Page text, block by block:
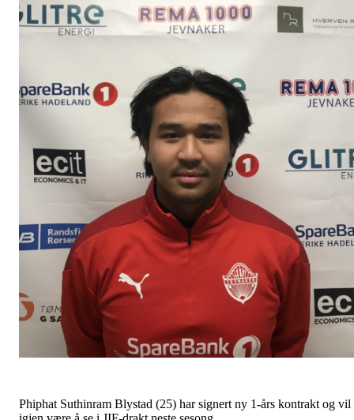
Phiphat Suthinram Blystad (25) har signert ny 1-års kontrakt og vil